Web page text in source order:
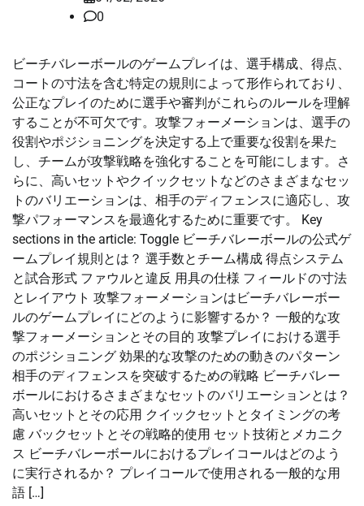
0
ビーチバレーボールのゲームプレイは、選手構成、得点、
コートの寸法を含む特定の規則によって形作られており、
公正なプレイのために選手や審判がこれらのルールを理解
することが不可欠です。攻撃フォーメーションは、選手の
役割やポジショニングを決定する上で重要な役割を果た
し、チームが攻撃戦略を強化することを可能にします。さ
らに、高いセットやクイックセットなどのさまざまなセッ
トのバリエーションは、相手のディフェンスに適応し、攻
撃パフォーマンスを最適化するために重要です。 Key
sections in the article: Toggle ビーチバレーボールの公式ゲ
ームプレイ規則とは？ 選手数とチーム構成 得点システム
と試合形式 ファウルと違反 用具の仕様 フィールドの寸法
とレイアウト 攻撃フォーメーションはビーチバレーボー
ルのゲームプレイにどのように影響するか？ 一般的な攻
撃フォーメーションとその目的 攻撃プレイにおける選手
のポジショニング 効果的な攻撃のための動きのパターン
相手のディフェンスを突破するための戦略 ビーチバレー
ボールにおけるさまざまなセットのバリエーションとは？
高いセットとその応用 クイックセットとタイミングの考
慮 バックセットとその戦略的使用 セット技術とメカニク
ス ビーチバレーボールにおけるプレイコールはどのよう
に実行されるか？ プレイコールで使用される一般的な用
語 […]